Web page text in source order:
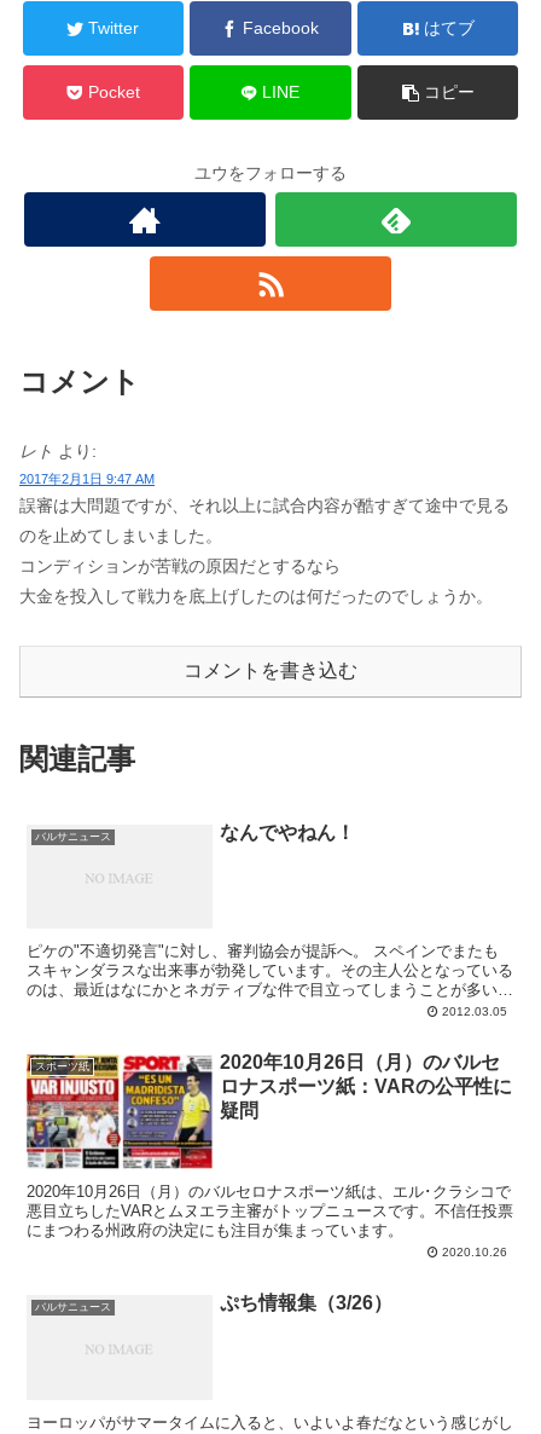
Twitter Facebook はてブ
Pocket LINE コピー
ユウをフォローする
コメント
レト より:
2017年2月1日 9:47 AM
誤審は大問題ですが、それ以上に試合内容が酷すぎて途中で見る
のを止めてしまいました。
コンディションが苦戦の原因だとするなら
大金を投入して戦力を底上げしたのは何だったのでしょうか。
コメントを書き込む
関連記事
バルサニュース なんでやねん！
ピケの"不適切発言"に対し、審判協会が提訴へ。 スペインでまたも
スキャンダラスな出来事が勃発しています。その主人公となっている
のは、最近はなにかとネガティブな件で目立ってしまうことが多いジ
2012.03.05
スポーツ紙
2020年10月26日（月）のバルセ
ロナスポーツ紙：VARの公平性に
疑問
2020年10月26日（月）のバルセロナスポーツ紙は、エル･クラシコで
悪目立ちしたVARとムヌエラ主審がトップニュースです。不信任投票
にまつわる州政府の決定にも注目が集まっています。
2020.10.26
バルサニュース ぷち情報集（3/26）
ヨーロッパがサマータイムに入ると、いよいよ春だなという感じがし